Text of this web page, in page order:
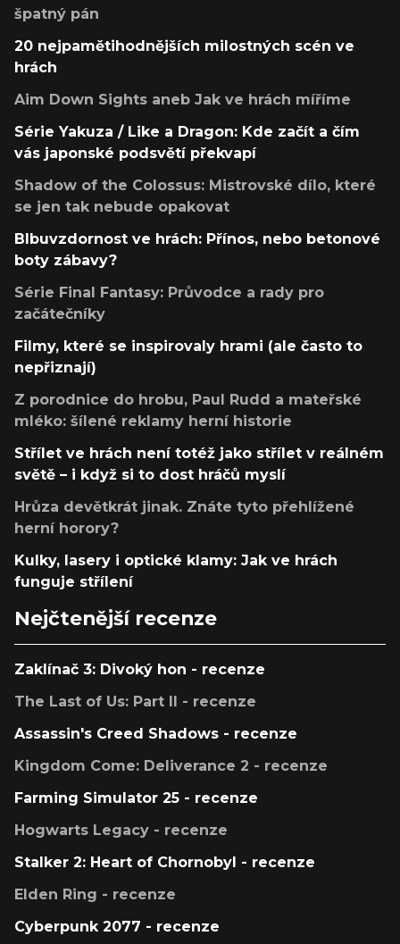
špatný pán
20 nejpamětihodnějších milostných scén ve
hrách
Aim Down Sights aneb Jak ve hrách míříme
Série Yakuza / Like a Dragon: Kde začít a čím
vás japonské podsvětí překvapí
Shadow of the Colossus: Mistrovské dílo, které
se jen tak nebude opakovat
Blbuvzdornost ve hrách: Přínos, nebo betonové
boty zábavy?
Série Final Fantasy: Průvodce a rady pro
začátečníky
Filmy, které se inspirovaly hrami (ale často to
nepřiznají)
Z porodnice do hrobu, Paul Rudd a mateřské
mléko: šílené reklamy herní historie
Střílet ve hrách není totéž jako střílet v reálném
světě – i když si to dost hráčů myslí
Hrůza devětkrát jinak. Znáte tyto přehlížené
herní horory?
Kulky, lasery i optické klamy: Jak ve hrách
funguje střílení
Nejčtenější recenze
Zaklínač 3: Divoký hon - recenze
The Last of Us: Part II - recenze
Assassin's Creed Shadows - recenze
Kingdom Come: Deliverance 2 - recenze
Farming Simulator 25 - recenze
Hogwarts Legacy - recenze
Stalker 2: Heart of Chornobyl - recenze
Elden Ring - recenze
Cyberpunk 2077 - recenze